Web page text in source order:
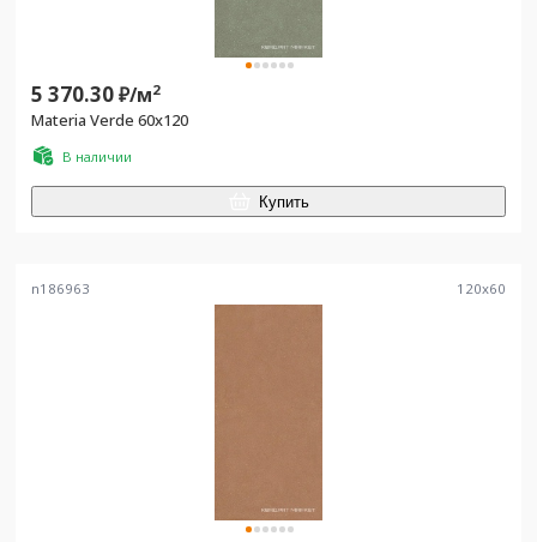
5 370.30₽/м2
Materia Verde 60x120
В наличии
Купить
n186963 120x60